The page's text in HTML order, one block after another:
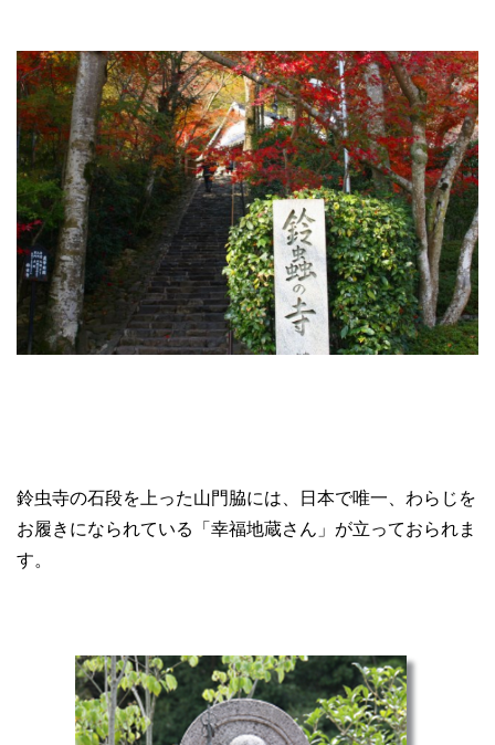
鈴虫寺の石段を上った山門脇には、日本で唯一、わらじを
お履きになられている「幸福地蔵さん」が立っておられま
す。